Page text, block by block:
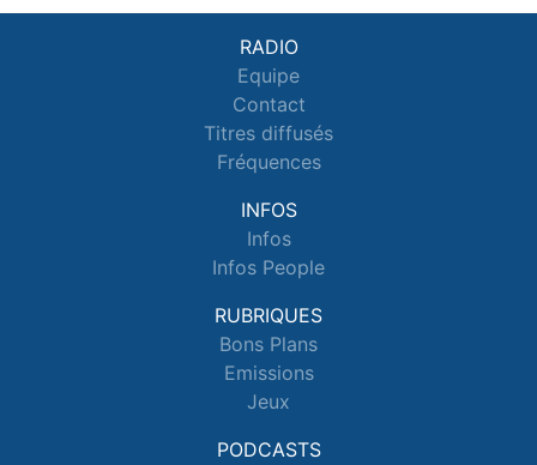
RADIO
Equipe
Contact
Titres diffusés
Fréquences
INFOS
Infos
Infos People
RUBRIQUES
Bons Plans
Emissions
Jeux
PODCASTS